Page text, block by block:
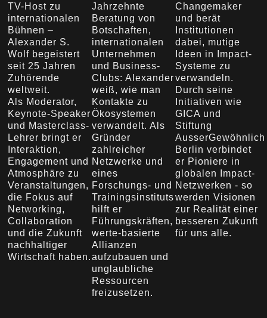
TV-Host zu
internationalen
Bühnen –
Alexander S.
Wolf begeistert
seit 25 Jahren
Zuhörende
weltweit.
Als Moderator,
Keynote-Speaker
und Masterclass-
Lehrer bringt er
Interaktion,
Engagement und
Atmosphäre zu
Veranstaltungen,
die Fokus auf
Networking,
Collaboration
und die Zukunft
nachhaltiger
Wirtschaft haben.
Jahrzehnte
Beratung von
Botschaften,
internationalen
Unternehmen
und Business-
Clubs: Alexander
weiß, wie man
Kontakte zu
Ökosystemen
verwandelt. Als
Gründer
zahlreicher
Netzwerke und
eines
Forschungs- und
Trainingsinstituts
hilft er
Führungskräften,
werte-basierte
Allianzen
aufzubauen und
unglaubliche
Ressourcen
freizusetzen.
Changemaker
und berät
Institutionen
dabei, mutige
Ideen in Impact-
Systeme zu
verwandeln.
Durch seine
Initiativen wie
GICA und
Stiftung
AusserGewöhnlich
Berlin verbindet
er Pioniere in
globalen Impact-
Netzwerken - so
werden Visionen
zur Realität einer
besseren Zukunft
für uns alle.